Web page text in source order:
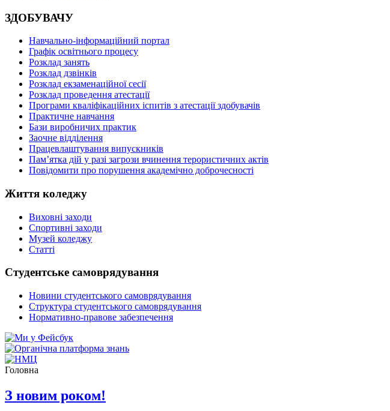
ЗДОБУВАЧУ
Навчально-інформаційний портал
Графік освітнього процесу
Розклад занять
Розклад дзвінків
Розклад екзаменаційної сесії
Розклад проведення атестації
Програми кваліфікаційних іспитів з атестації здобувачів
Практичне навчання
Бази виробничих практик
Заочне відділення
Працевлаштування випускників
Пам’ятка дій у разі загрози вчинення терористичних актів
Повідомити про порушення академічно доброчесності
Життя коледжу
Виховні заходи
Спортивні заходи
Музей коледжу
Статті
Студентське самоврядування
Новини студентського самоврядування
Структура студентського самоврядування
Нормативно-правове забезпечення
Головна
З новим роком!